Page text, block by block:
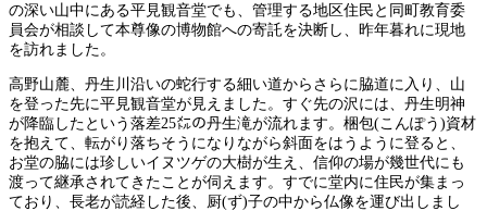
の深い山中にある平見観音堂でも、管理する地区住民と同町教育委
員会が相談して本尊像の博物館への寄託を決断し、昨年暮れに現地
を訪れました。
高野山麓、丹生川沿いの蛇行する細い道からさらに脇道に入り、山
を登った先に平見観音堂が見えました。すぐ先の沢には、丹生明神
が降臨したという落差25㍍の丹生滝が流れます。梱包(こんぽう)資材
を抱えて、転がり落ちそうになりながら斜面をはうように登ると、
お堂の脇には珍しいイヌツゲの大樹が生え、信仰の場が幾世代にも
渡って継承されてきたことが伺えます。すでに堂内に住民が集まっ
ており、長老が読経した後、厨(ず)子の中から仏像を運び出しまし